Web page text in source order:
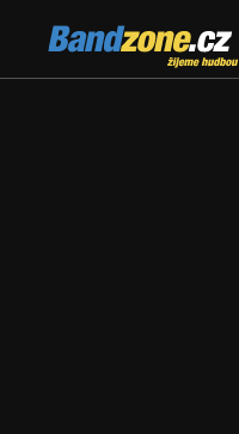
Bandzone.cz
žijeme hudbou